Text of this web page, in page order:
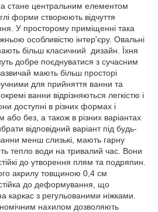
стане центральним елементом
форми створюють відчуття
У просторому приміщенні така
особливістю інтер'єру. Овальні
більш класичний дизайн. Їхня
добре поєднуватися з сучасним
мають більш просторі
для прийняття ванни та
ванни відрізняються легкістю і
доступні в різних формах і
або без, а також в різних варіантах
відповідний варіант під будь-
менш слизькі, мають гарну
тепло води на тривалий час. Вони
до утворення плям та подряпин.
акрилу товщиною 0,4 см
стійка до деформування, що
з регульованими ніжками.
нахилом дозволяють